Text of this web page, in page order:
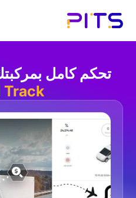
تحكم كامل
Track